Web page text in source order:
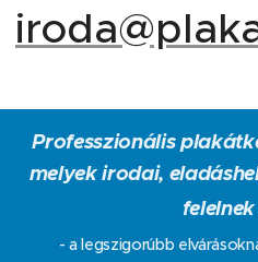
Professzionális
melyek irodai,
- a legszigorúbb